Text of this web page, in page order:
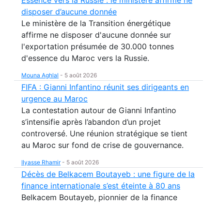
disposer d’aucune donnée
Le ministère de la Transition énergétique
affirme ne disposer d'aucune donnée sur
l'exportation présumée de 30.000 tonnes
d'essence du Maroc vers la Russie.
Mouna Aghlal - 5 août 2026
FIFA : Gianni Infantino réunit ses dirigeants en
urgence au Maroc
La contestation autour de Gianni Infantino
s’intensifie après l’abandon d’un projet
controversé. Une réunion stratégique se tient
au Maroc sur fond de crise de gouvernance.
Ilyasse Rhamir- 5 août 2026
Décès de Belkacem Boutayeb : une figure de la
finance internationale s’est éteinte à 80 ans
Belkacem Boutayeb, pionnier de la finance